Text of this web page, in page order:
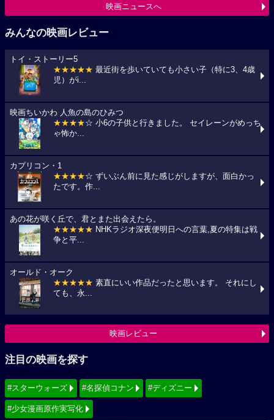
映画ニュースへ
みんなの映画レビュー
トイ・ストーリー5
★★★★★ 最近街を歩いていても小さい子（特に3、4歳
児）がi...
映画ちいかわ 人魚の島のひみつ
★★★★☆ 小6の子供と行きました。 セイレーンがめっち
ゃ怖か...
カプリコン・1
★★★★☆ ずいぶん前に見た感じがしますが、面白かっ
たです。作...
あの花が咲く丘で、君とまた出会えたら。
★★★★★ NHKラジオ深夜便明日への言葉,夏の特集は戦
争と平...
オールド・オーク
★★★★★ 素直にいい作品だったと思います。 それにし
ても、永...
映画レビュー
注目の映画を探す
#スターウォーズ #名探偵コナン #ディズニー
#少女漫画原作実写化